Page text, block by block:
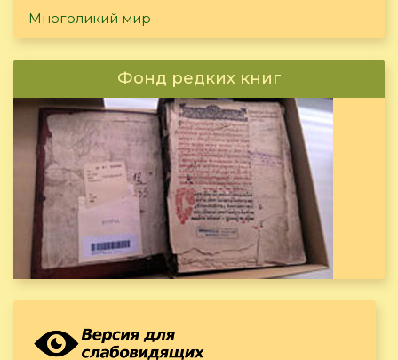
Многоликий мир
Фонд редких книг